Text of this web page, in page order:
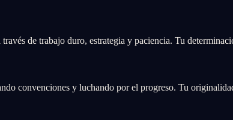
de trabajo duro, estrategia y paciencia. Tu
convenciones y luchando por el progreso. Tu